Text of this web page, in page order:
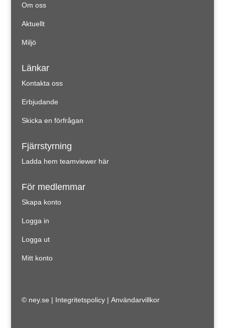
Om oss
Aktuellt
Miljö
Länkar
Kontakta oss
Erbjudande
Skicka en förfrågan
Fjärrstyrning
Ladda hem teamviewer här
För medlemmar
Skapa konto
Logga in
Logga ut
Mitt konto
© ney.se | Integritetspolicy| Användarvillkor